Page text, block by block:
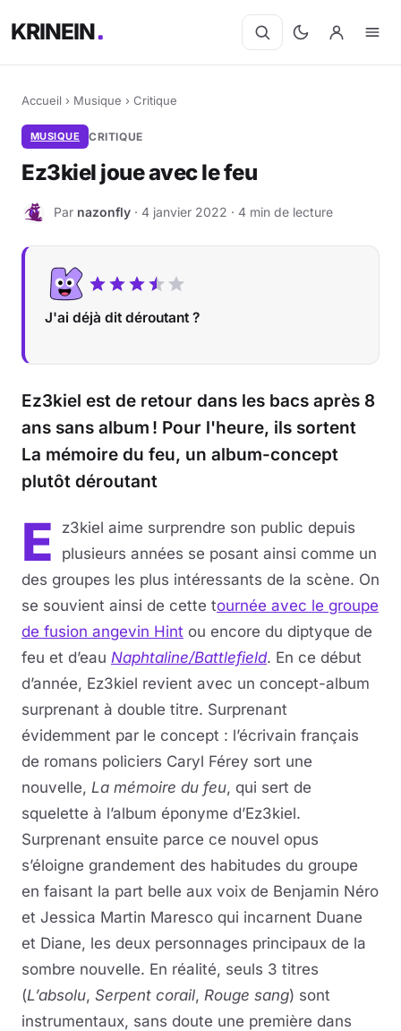
KRINEIN
Accueil › Musique › Critique
MUSIQUE CRITIQUE
Ez3kiel joue avec le feu
N Par nazonfly · 4 janvier 2022 · 4 min de lecture
J'ai déjà dit déroutant ?
Ez3kiel est de retour dans les bacs après 8
ans sans album ! Pour l'heure, ils sortent
La mémoire du feu, un album-concept
plutôt déroutant
E
z3kiel aime surprendre son public depuis
plusieurs années se posant ainsi comme un
des groupes les plus intéressants de la scène. On
se souvient ainsi de cette tournée avec le groupe
de fusion angevin Hint ou encore du diptyque de
feu et d’eau Naphtaline/Battlefield. En ce début
d’année, Ez3kiel revient avec un concept-album
surprenant à double titre. Surprenant
évidemment par le concept : l’écrivain français
de romans policiers Caryl Férey sort une
nouvelle, La mémoire du feu, qui sert de
squelette à l’album éponyme d’Ez3kiel.
Surprenant ensuite parce ce nouvel opus
s’éloigne grandement des habitudes du groupe
en faisant la part belle aux voix de Benjamin Néro
et Jessica Martin Maresco qui incarnent Duane
et Diane, les deux personnages principaux de la
sombre nouvelle. En réalité, seuls 3 titres
(L’absolu, Serpent corail, Rouge sang) sont
instrumentaux, sans doute une première dans